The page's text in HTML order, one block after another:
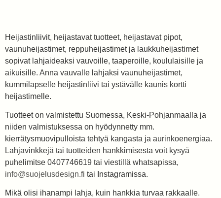
Heijastinliivit, heijastavat tuotteet, heijastavat pipot,
vaunuheijastimet, reppuheijastimet ja laukkuheijastimet
sopivat lahjaideaksi vauvoille, taaperoille, koululaisille ja
aikuisille. Anna vauvalle lahjaksi vaunuheijastimet,
kummilapselle heijastinliivi tai ystävälle kaunis kortti
heijastimelle.
Tuotteet on valmistettu Suomessa, Keski-Pohjanmaalla ja
niiden valmistuksessa on hyödynnetty mm.
kierrätysmuovipulloista tehtyä kangasta ja aurinkoenergiaa.
Lahjavinkkejä tai tuotteiden hankkimisesta voit kysyä
puhelimitse 0407746619 tai viestillä whatsapissa,
info@suojelusdesign.fi tai Instagramissa.
Mikä olisi ihanampi lahja, kuin hankkia turvaa rakkaalle.